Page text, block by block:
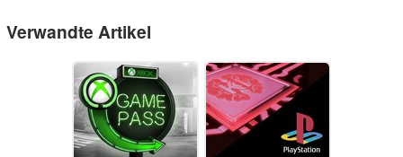
Verwandte Artikel